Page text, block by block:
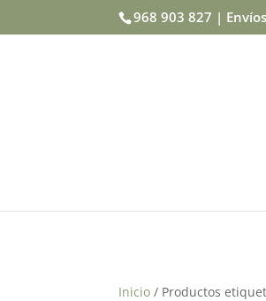
968 903 827 |
Inicio / Productos